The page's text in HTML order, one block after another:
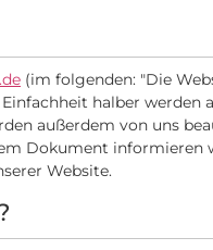
(im folgenden: "Die
halber werden
außerdem von uns
Dokument informieren
Website.